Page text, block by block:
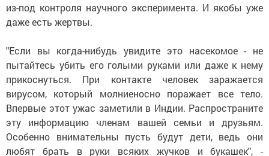
из-под контроля научного эксперимента. И якобы уже
даже есть жертвы.
"Если вы когда-нибудь увидите это насекомое - не
пытайтесь убить его голыми руками или даже к нему
прикоснуться. При контакте человек заражается
вирусом, который молниеносно поражает все тело.
Впервые этот ужас заметили в Индии. Распространите
эту информацию членам вашей семьи и друзьям.
Особенно внимательны пусть будут дети, ведь они
любят брать в руки всяких жучков и букашек", -